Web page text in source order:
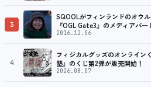
3
SQOOLがフィンランドのオウ
『OGL Gate3』のメディアパー
2016.12.06
4
フィジカルグッズのオンライン
塾』のくじ第2弾が販売開始！
2026.08.07